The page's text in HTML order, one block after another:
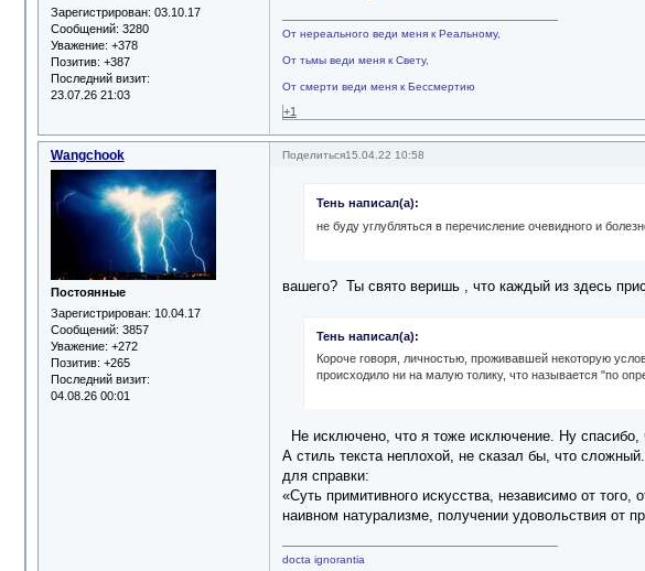
Зарегистрирован: 03.10.17
Сообщений: 3280
Уважение: +378
Позитив: +387
Последний визит:
23.07.26 21:03
От нереального веди меня к Реальному,
От тьмы веди меня к Свету,
От смерти веди меня к Бессмертию
+1
Поделиться15.04.22 10:58
Wangchook
Постоянные
Зарегистрирован: 10.04.17
Сообщений: 3857
Уважение: +272
Позитив: +265
Последний визит:
04.08.26 00:01
Тень написал(а):
не буду углубляться в перечисление очевидного и
вашего? Ты свято веришь , что каждый из здесь
Тень написал(а):
Короче говоря, личностью, проживавшей некоторую
происходило ни на малую толику, что называется "по
Не исключено, что я тоже исключение. Ну спасибо,
А стиль текста неплохой, не сказал бы, что
для справки:
«Суть примитивного искусства, независимо от
наивном натурализме, получении удовольствия от
docta ignorantia